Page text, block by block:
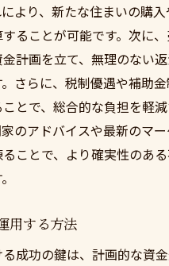
より、新たな住まいの購
ることが可能です。次に
計画を立て、無理のない
さらに、税制優遇や補助
とで、総合的な負担を軽
のアドバイスや最新のマ
ことで、より確実性のあ
用する方法
成功の鍵は、計画的な資